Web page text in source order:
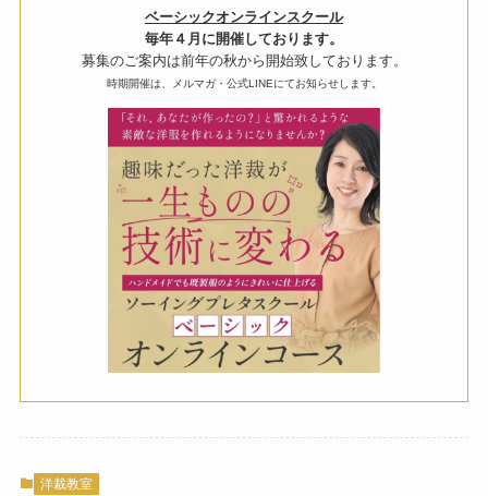
ベーシックオンラインスクール
毎年４月に開催しております。
募集のご案内は前年の秋から開始致しております。
時期開催は、メルマガ・公式LINEにてお知らせします。
洋裁教室